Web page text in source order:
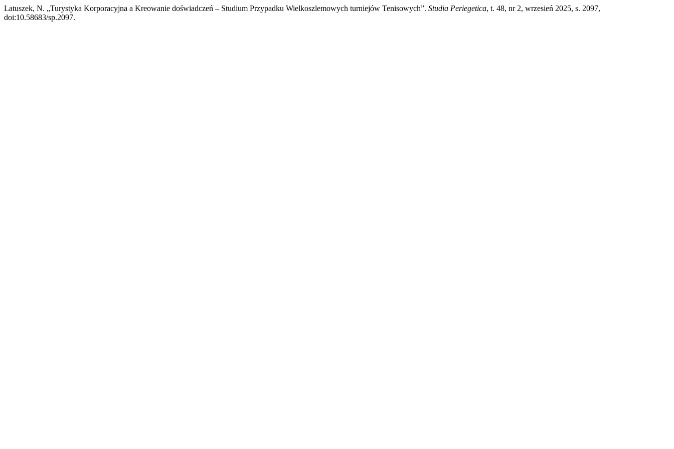
Latuszek, N. „Turystyka Korporacyjna a Kreowanie doświadczeń – Studium Przypadku Wielkoszlemowych turniejów Tenisowych”. Studia Periegetica, t. 48, nr 2, wrzesień 2025, s. 2097,
doi:10.58683/sp.2097.